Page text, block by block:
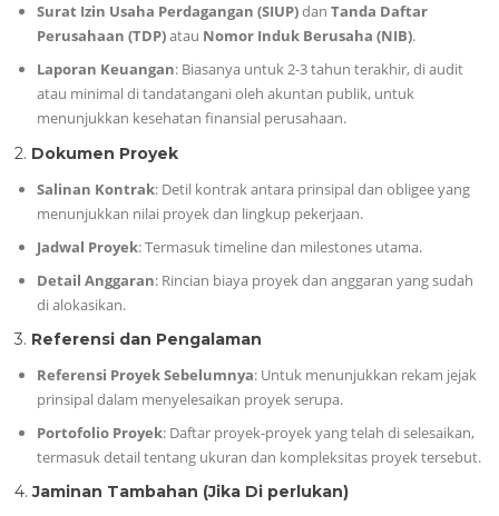
Surat Izin Usaha Perdagangan (SIUP)danTanda Daftar
Perusahaan (TDP)atau Nomor Induk Berusaha (NIB).
Laporan Keuangan: Biasanya untuk 2-3 tahun terakhir, di audit
atau minimal di tandatangani oleh akuntan publik, untuk
menunjukkan kesehatan finansial perusahaan.
2. Dokumen Proyek
Salinan Kontrak: Detil kontrak antara prinsipal dan obligee yang
menunjukkan nilai proyek dan lingkup pekerjaan.
Jadwal Proyek: Termasuk timeline dan milestones utama.
Detail Anggaran: Rincian biaya proyek dan anggaran yang sudah
di alokasikan.
3. Referensi dan Pengalaman
Referensi Proyek Sebelumnya: Untuk menunjukkan rekam jejak
prinsipal dalam menyelesaikan proyek serupa.
Portofolio Proyek: Daftar proyek-proyek yang telah di selesaikan,
termasuk detail tentang ukuran dan kompleksitas proyek tersebut.
4.Jaminan Tambahan (Jika Di perlukan)